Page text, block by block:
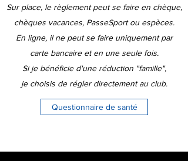
Sur place, le règlement peut se faire en chèque,
chèques vacances, PasseSport ou espèces.
En ligne, il ne peut se faire uniquement par
carte bancaire et en une seule fois.
Si je bénéficie d'une réduction "famille",
je choisis de régler directement au club.
Questionnaire de santé